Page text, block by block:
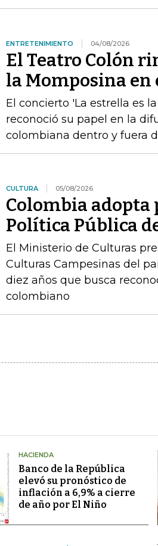
ENTRETENIMIENTO 04/08/2026
El Teatro Colón
la Momposina
El concierto 'La estrella es
reconoció su papel en la
colombiana dentro y fuera
CULTURA 05/08/2026
Colombia
Política Pública
El Ministerio de Culturas
Culturas Campesinas del
diez años que busca
colombiano
HACIENDA
Banco de la República
elevó su pronóstico de
inflación a 6,9% a cierre
de año por El Niño